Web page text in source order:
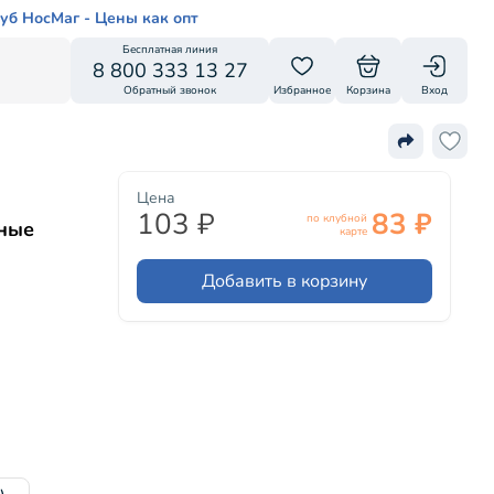
НосМаг - Цены как опт
Бесплатная линия
8 800 333 13 27
Обратный звонок Избранное Корзина Вход
Цена
103 ₽
по клубной
карте 83 ₽
Добавить в корзину